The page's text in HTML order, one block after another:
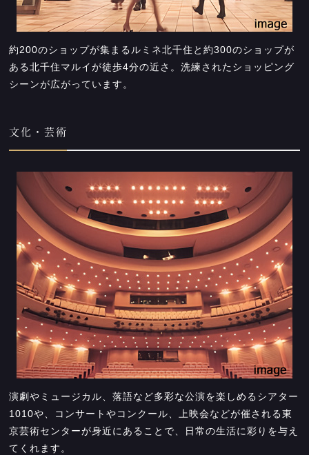
約200のショップが集まるルミネ北千住と約300のショップが
ある北千住マルイが徒歩4分の近さ。洗練されたショッピング
シーンが広がっています。
文化・芸術
演劇やミュージカル、落語など多彩な公演を楽しめるシアター
1010や、コンサートやコンクール、上映会などが催される東
京芸術センターが身近にあることで、日常の生活に彩りを与え
てくれます。